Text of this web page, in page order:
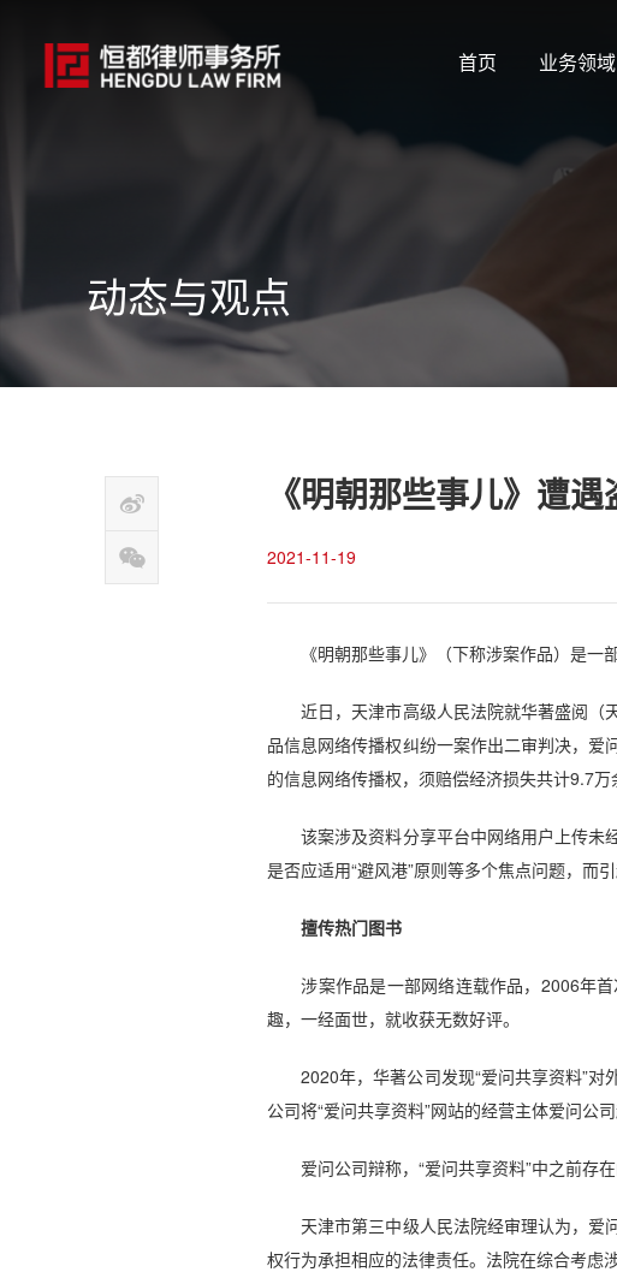
首页 业务领域
动态与观点
《明朝那些事儿》遭
2021-11-19
《明朝那些事儿》（下称涉案作品）是一部
近日，天津市高级人民法院就华著盛阅（
品信息网络传播权纠纷一案作出二审判决，
的信息网络传播权，须赔偿经济损失共计9.7万
该案涉及资料分享平台中网络用户上传未
是否应适用“避风港”原则等多个焦点问题，而引
擅传热门图书
涉案作品是一部网络连载作品，2006年首
趣，一经面世，就收获无数好评。
2020年，华著公司发现“爱问共享资料”对
公司将“爱问共享资料”网站的经营主体爱问公
爱问公司辩称，“爱问共享资料”中之前存在
天津市第三中级人民法院经审理认为，爱
权行为承担相应的法律责任。法院在综合考虑